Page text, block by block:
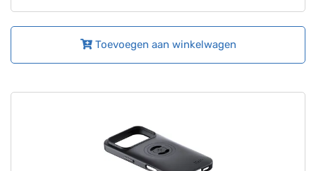
Toevoegen aan winkelwagen